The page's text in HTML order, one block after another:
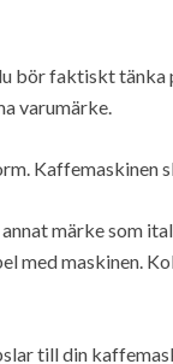
bör faktiskt tänka
varumärke.
Kaffemaskinen
märke som
med maskinen.
till din